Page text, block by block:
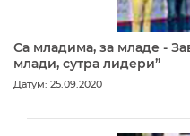
Са младима, за младе -
млади, сутра лидери”
Датум: 25.09.2020